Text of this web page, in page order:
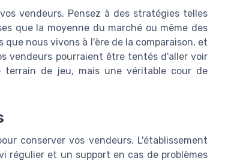
vendeurs. Pensez à des stratégies telles
que la moyenne du marché ou même des
nous vivons à l'ère de la comparaison, et
vendeurs pourraient être tentés d'aller voir
terrain de jeu, mais une véritable cour de
conserver vos vendeurs. L'établissement
régulier et un support en cas de problèmes